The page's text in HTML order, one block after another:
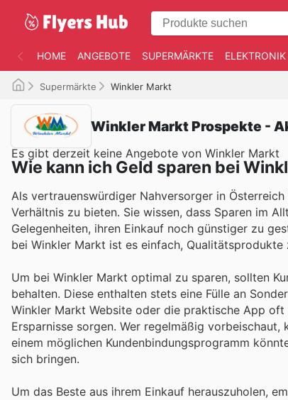
HOME ANGEBOTE SUPERMÄRKTE ELEKTRONIK
Supermärkte Winkler Markt
Winkler Markt Prospekte -
Es gibt derzeit keine Angebote von Winkler Markt
Wie kann ich Geld sparen bei
Als vertrauenswürdiger Nahversorger in
Verhältnis zu bieten. Sie wissen, dass Sparen im
Gelegenheiten, ihren Einkauf noch günstiger zu
bei Winkler Markt ist es einfach,
Um bei Winkler Markt optimal zu sparen, sollten
behalten. Diese enthalten stets eine Fülle an
Winkler Markt Website oder die praktische App
Ersparnisse sorgen. Wer regelmäßig
einem möglichen Kundenbindungsprogramm
sich bringen.
Um das Beste aus ihrem Einkauf herauszuholen,